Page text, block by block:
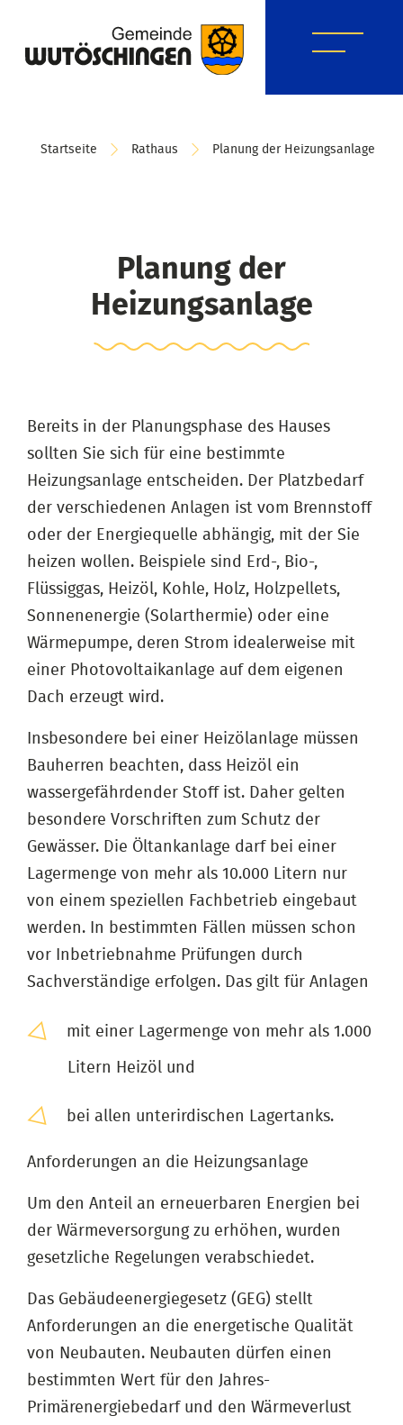
Startseite Rathaus Planung der Heizungsanlage
Planung der
Heizungsanlage
Bereits in der Planungsphase des Hauses
sollten Sie sich für eine bestimmte
Heizungsanlage entscheiden. Der Platzbedarf
der verschiedenen Anlagen ist vom Brennstoff
oder der Energiequelle abhängig, mit der Sie
heizen wollen. Beispiele sind Erd-, Bio-,
Flüssiggas, Heizöl, Kohle, Holz, Holzpellets,
Sonnenenergie (Solarthermie) oder eine
Wärmepumpe, deren Strom idealerweise mit
einer Photovoltaikanlage auf dem eigenen
Dach erzeugt wird.
Insbesondere bei einer Heizölanlage müssen
Bauherren beachten, dass Heizöl ein
wassergefährdender Stoff ist. Daher gelten
besondere Vorschriften zum Schutz der
Gewässer. Die Öltankanlage darf bei einer
Lagermenge von mehr als 10.000 Litern nur
von einem speziellen Fachbetrieb eingebaut
werden. In bestimmten Fällen müssen schon
vor Inbetriebnahme Prüfungen durch
Sachverständige erfolgen. Das gilt für Anlagen
mit einer Lagermenge von mehr als 1.000
Litern Heizöl und
bei allen unterirdischen Lagertanks.
Anforderungen an die Heizungsanlage
Um den Anteil an erneuerbaren Energien bei
der Wärmeversorgung zu erhöhen, wurden
gesetzliche Regelungen verabschiedet.
Das Gebäudeenergiegesetz (GEG) stellt
Anforderungen an die energetische Qualität
von Neubauten. Neubauten dürfen einen
bestimmten Wert für den Jahres-
Primärenergiebedarf und den Wärmeverlust